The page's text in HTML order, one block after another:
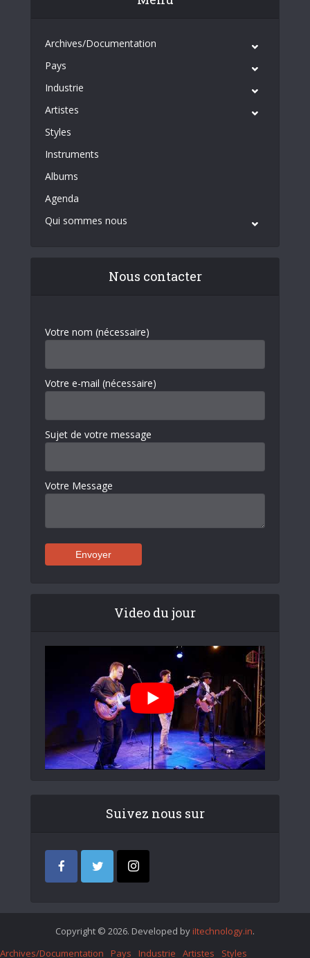
Archives/Documentation
Pays
Industrie
Artistes
Styles
Instruments
Albums
Agenda
Qui sommes nous
Nous contacter
Votre nom (nécessaire)
Votre e-mail (nécessaire)
Sujet de votre message
Votre Message
Video du jour
Suivez nous sur
Copyright © 2026. Developed by iItechnology.in.
Archives/Documentation
Pays Industrie Artistes Styles